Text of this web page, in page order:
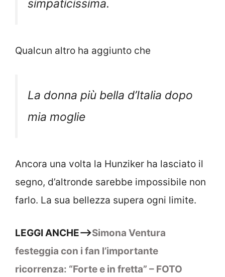
simpaticissima.
Qualcun altro ha aggiunto che
La donna più bella d’Italia dopo
mia moglie
Ancora una volta la Hunziker ha lasciato il
segno, d’altronde sarebbe impossibile non
farlo. La sua bellezza supera ogni limite.
LEGGI ANCHE—>Simona Ventura
festeggia con i fan l’importante
ricorrenza: “Forte e in fretta” – FOTO